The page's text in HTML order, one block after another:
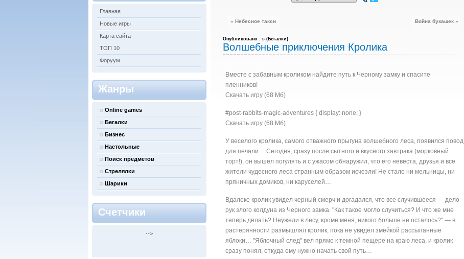
Главная
Новые игры
Карта сайта
ТОП 10
Форуум
Жанры
Online games
Бегалки
Бизнес
Настольные
Поиск предметов
Стрелялки
Шарики
Счетчики
-->
« Небесное такси Война букашек »
Опубликовано : в ( Бегалки)
Волшебные приключения Кролика
Вместе с забавным кроликом найдите путь к Черному замку и спасите
пленников!
Скачать игру (68 Мб)
#post-rabbits-magic-adventures { display: none; }
Скачать игру (68 Мб)
У веселого кролика, самого отважного прыгуна волшебного леса, появился повод
для печали… Сегодня, сразу после сытного и вкусного завтрака (морковный
торт!), он вышел погулять и с ужасом обнаружил, что его невеста, друзья и все
жители чудесного леса странным образом исчезли! Не стало ни мельницы, ни
пряничных домиков, ни каруселей…
Вдалеке кролик увидел черный смерч и догадался, что все случившееся — дело
рук злого колдуна из Черного замка. "Как такое могло случиться? И что же мне
теперь делать? Неужели в лесу, кроме меня, никого больше не осталось?" — в
растерянности размышлял кролик, пока не увидел змейкой рассыпанные
яблоки… "Яблочный след" вел прямо к темной пещере на краю леса, и кролик
сразу понял, откуда ему нужно начать свой путь…